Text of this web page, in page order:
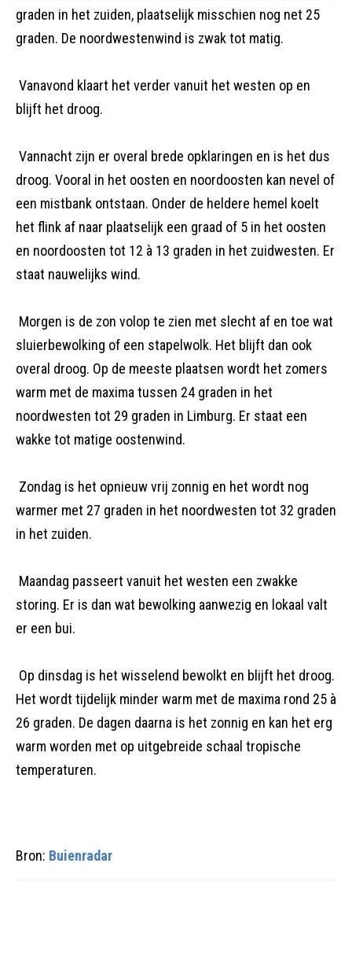
graden in het zuiden, plaatselijk misschien nog net 25
graden. De noordwestenwind is zwak tot matig.
Vanavond klaart het verder vanuit het westen op en
blijft het droog.
Vannacht zijn er overal brede opklaringen en is het dus
droog. Vooral in het oosten en noordoosten kan nevel of
een mistbank ontstaan. Onder de heldere hemel koelt
het flink af naar plaatselijk een graad of 5 in het oosten
en noordoosten tot 12 à 13 graden in het zuidwesten. Er
staat nauwelijks wind.
Morgen is de zon volop te zien met slecht af en toe wat
sluierbewolking of een stapelwolk. Het blijft dan ook
overal droog. Op de meeste plaatsen wordt het zomers
warm met de maxima tussen 24 graden in het
noordwesten tot 29 graden in Limburg. Er staat een
wakke tot matige oostenwind.
Zondag is het opnieuw vrij zonnig en het wordt nog
warmer met 27 graden in het noordwesten tot 32 graden
in het zuiden.
Maandag passeert vanuit het westen een zwakke
storing. Er is dan wat bewolking aanwezig en lokaal valt
er een bui.
Op dinsdag is het wisselend bewolkt en blijft het droog.
Het wordt tijdelijk minder warm met de maxima rond 25 à
26 graden. De dagen daarna is het zonnig en kan het erg
warm worden met op uitgebreide schaal tropische
temperaturen.
Bron: Buienradar